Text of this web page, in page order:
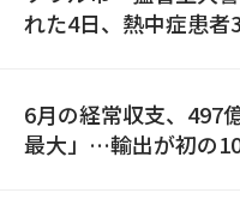
れた4日、熱中症患者
6月の経常収支、497
最大」…輸出が初の